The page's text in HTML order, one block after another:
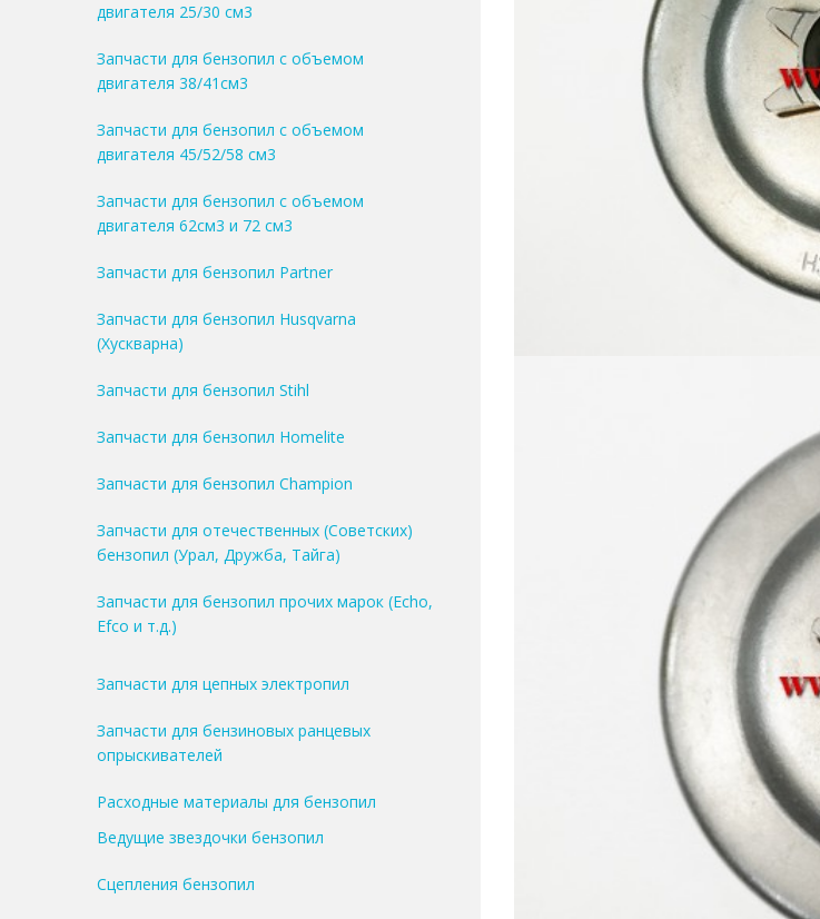
двигателя 25/30 см3
Запчасти для бензопил с объемом
двигателя 38/41см3
Запчасти для бензопил с объемом
двигателя 45/52/58 см3
Запчасти для бензопил с объемом
двигателя 62см3 и 72 см3
Запчасти для бензопил Partner
Запчасти для бензопил Husqvarna
(Хускварна)
Запчасти для бензопил Stihl
Запчасти для бензопил Homelite
Запчасти для бензопил Champion
Запчасти для отечественных (Советских)
бензопил (Урал, Дружба, Тайга)
Запчасти для бензопил прочих марок (Echo,
Efco и т.д.)
Запчасти для цепных электропил
Запчасти для бензиновых ранцевых
опрыскивателей
Расходные материалы для бензопил
Ведущие звездочки бензопил
Сцепления бензопил